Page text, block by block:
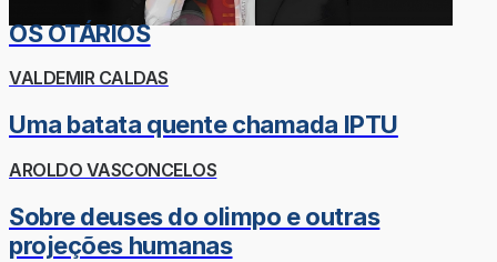
OS OTÁRIOS
VALDEMIR CALDAS
Uma batata quente chamada IPTU
AROLDO VASCONCELOS
Sobre deuses do olimpo e outras
projeções humanas